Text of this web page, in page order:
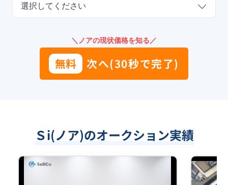
選択してください
＼ノアの現状価格を知る／
無料 次へ(30秒で完了)
Ｓi(ノア)のオークション実績